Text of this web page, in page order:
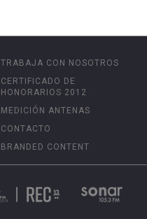
TRABAJA CON NOSOTROS
CERTIFICADO DE
HONORARIOS 2012
MEDICIÓN ANTENAS
CONTACTO
BRANDED CONTENT